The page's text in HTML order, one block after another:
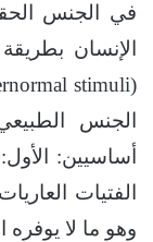
في الجنس
الإنسان
الجنس
أساسيين: الأول:
الفتيات